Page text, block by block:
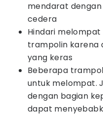
mendarat
cedera
Hindari
trampolin karena
yang keras
Beberapa
untuk melompat.
dengan bagian
dapat